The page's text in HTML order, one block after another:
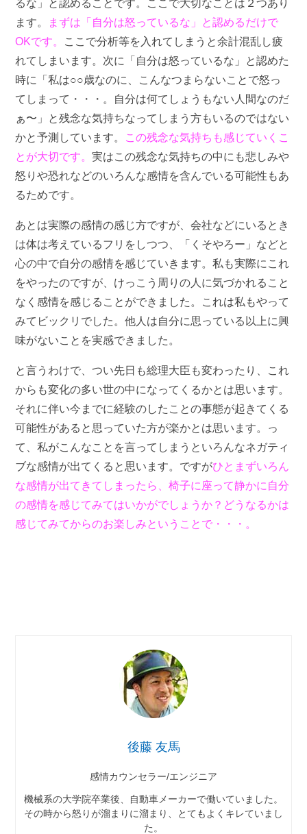
るな」と認めることです。ここで大切なことは２つあり
ます。
まずは「自分は怒っているな」と認めるだけで
OKです。 ここで分析等を入れてしまうと余計混乱し疲
れてしまいます。次に「自分は怒っているな」と認めた
時に「私は○○歳なのに、こんなつまらないことで怒っ
てしまって・・・。自分は何てしょうもない人間なのだ
ぁ〜」と残念な気持ちなってしまう方もいるのではない
かと予測しています。 この残念な気持ちも感じていくこ
とが大切です。実はこの残念な気持ちの中にも悲しみや
怒りや恐れなどのいろんな感情を含んでいる可能性もあ
るためです。
あとは実際の感情の感じ方ですが、会社などにいるとき
は体は考えているフリをしつつ、「くそやろー」などと
心の中で自分の感情を感じていきます。私も実際にこれ
をやったのですが、けっこう周りの人に気づかれること
なく感情を感じることができました。これは私もやって
みてビックリでした。他人は自分に思っている以上に興
味がないことを実感できました。
と言うわけで、つい先日も総理大臣も変わったり、これ
からも変化の多い世の中になってくるかとは思います。
それに伴い今までに経験のしたことの事態が起きてくる
可能性があると思っていた方が楽かとは思います。っ
て、私がこんなことを言ってしまうといろんなネガティ
ブな感情が出てくると思います。ですがひとまずいろん
な感情が出てきてしまったら、椅子に座って静かに自分
の感情を感じてみてはいかがでしょうか？どうなるかは
感じてみてからのお楽しみということで・・・。
後藤 友馬
感情カウンセラー/エンジニア
機械系の大学院卒業後、自動車メーカーで働いていました。
その時から怒りが溜まりに溜まり、とてもよくキレていまし
た。